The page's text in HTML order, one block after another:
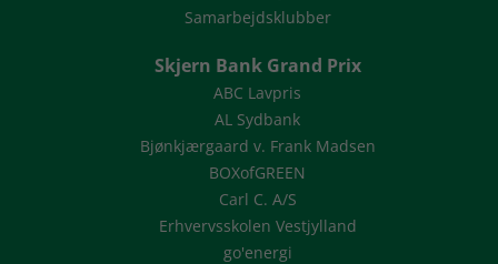
Samarbejdsklubber
Skjern Bank Grand Prix
ABC Lavpris
AL Sydbank
Bjønkjærgaard v. Frank Madsen
BOXofGREEN
Carl C. A/S
Erhvervsskolen Vestjylland
go'energi